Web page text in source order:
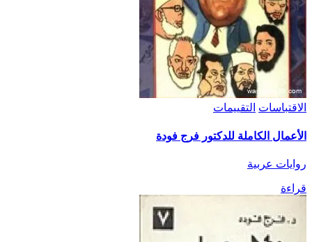
الاقتباسات التقييمات
الأعمال الكاملة للدكتور فرج فودة
روايات عربية
قراءة